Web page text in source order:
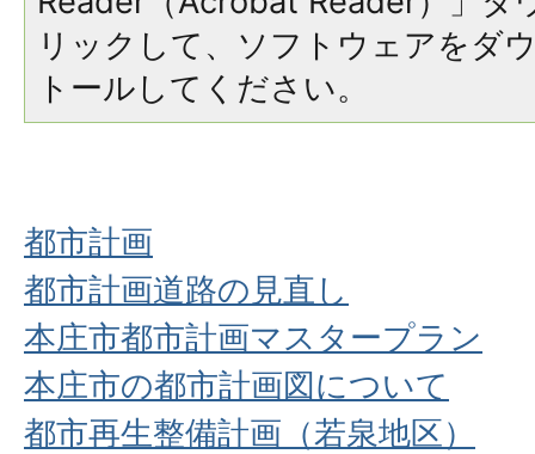
リックして、ソフトウェアをダ
トールしてください。
都市計画
都市計画道路の見直し
本庄市都市計画マスタープラン
本庄市の都市計画図について
都市再生整備計画（若泉地区）